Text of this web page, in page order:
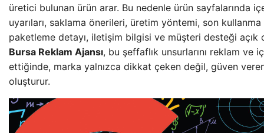
üretici bulunan ürün arar. Bu nedenle ürün sayfalarında
uyarıları, saklama önerileri, üretim yöntemi, son kullanma
paketleme detayı, iletişim bilgisi ve müşteri desteği açık
Bursa Reklam Ajansı, bu şeffaflık unsurlarını reklam ve
ettiğinde, marka yalnızca dikkat çeken değil, güven
oluşturur.